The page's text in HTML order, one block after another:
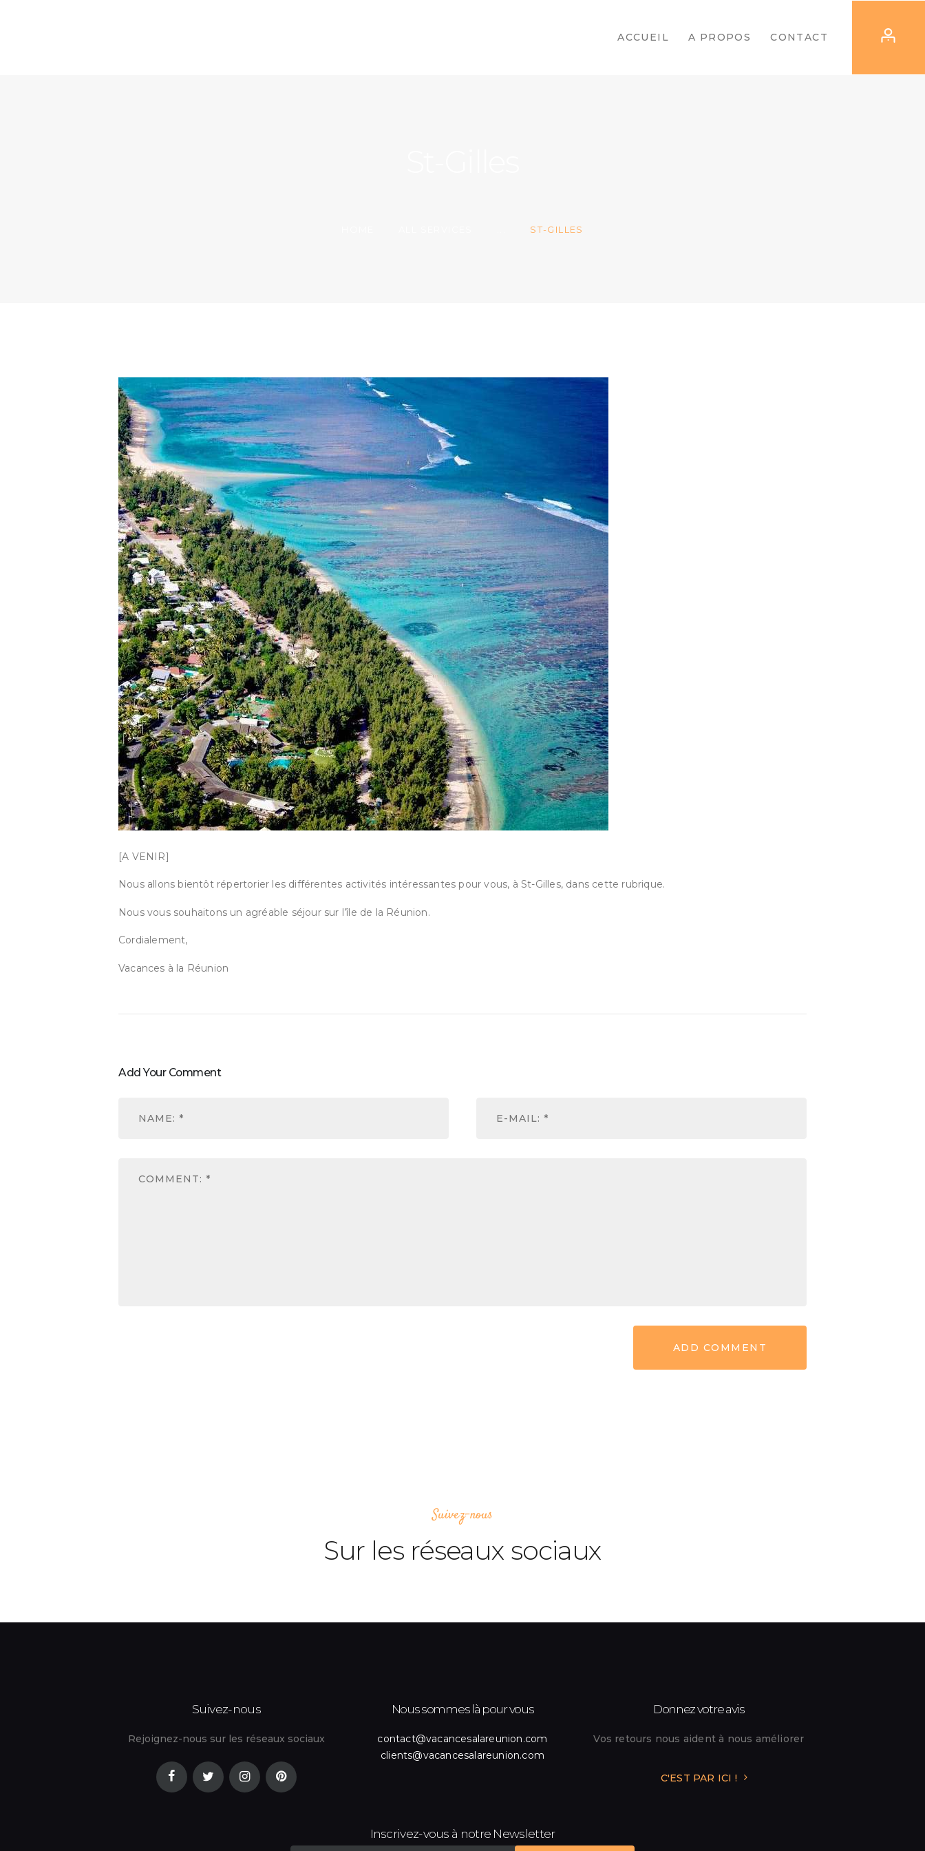
ACCUEIL A PROPOS CONTACT
ST-GILLES
[A VENIR]
Nous allons bientôt répertorier les différentes activités intéressantes pour vous, à St-Gilles, dans cette rubrique.
Nous vous souhaitons un agréable séjour sur l’île de la Réunion.
Cordialement,
Vacances à la Réunion
Add Your Comment
Suivez-nous
Sur les réseaux sociaux
Suivez-nous
Rejoignez-nous sur les réseaux sociaux
Nous sommes là pour vous
contact@vacancesalareunion.com
clients@vacancesalareunion.com
Donnez votre avis
Vos retours nous aident à nous améliorer
C'EST PAR ICI !
Inscrivez-vous à notre Newsletter